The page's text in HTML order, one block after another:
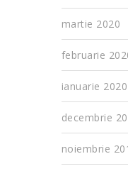
martie 2020
februarie
ianuarie 2020
decembrie
noiembrie